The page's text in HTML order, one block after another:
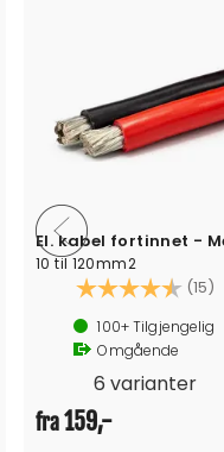
10 til 120mm2
Karakter: (15)
100+Tilgjengelig
Omgående
6 varianter
fra159,-